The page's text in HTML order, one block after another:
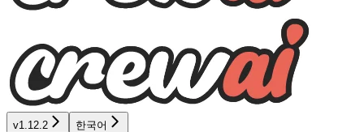
v1.12.2 한국어